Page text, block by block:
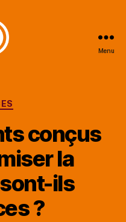
Menu
conçus
la
ils
?